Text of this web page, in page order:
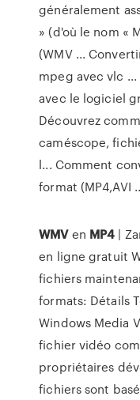
généralement
» (d'où le nom «
(WMV ...
mpeg avec vlc
avec le logiciel
Découvrez
caméscope,
l... Comment
format (MP4,AVI
WMVen MP4 |
en ligne gratuit
fichiers
formats: Détails
Windows Media
fichier vidéo
propriétaires
fichiers sont